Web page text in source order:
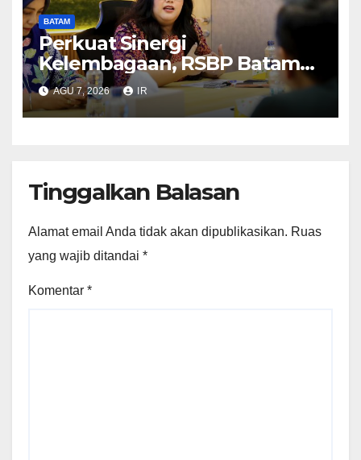
BATAM
Perkuat Sinergi
Kelembagaan, RSBP Batam
dan BPOM Pastikan
Pelayanan dan Ketersediaan
Obat Aman
AGU 7, 2026 IR
Tinggalkan Balasan
Alamat email Anda tidak akan dipublikasikan. Ruas
yang wajib ditandai *
Komentar *